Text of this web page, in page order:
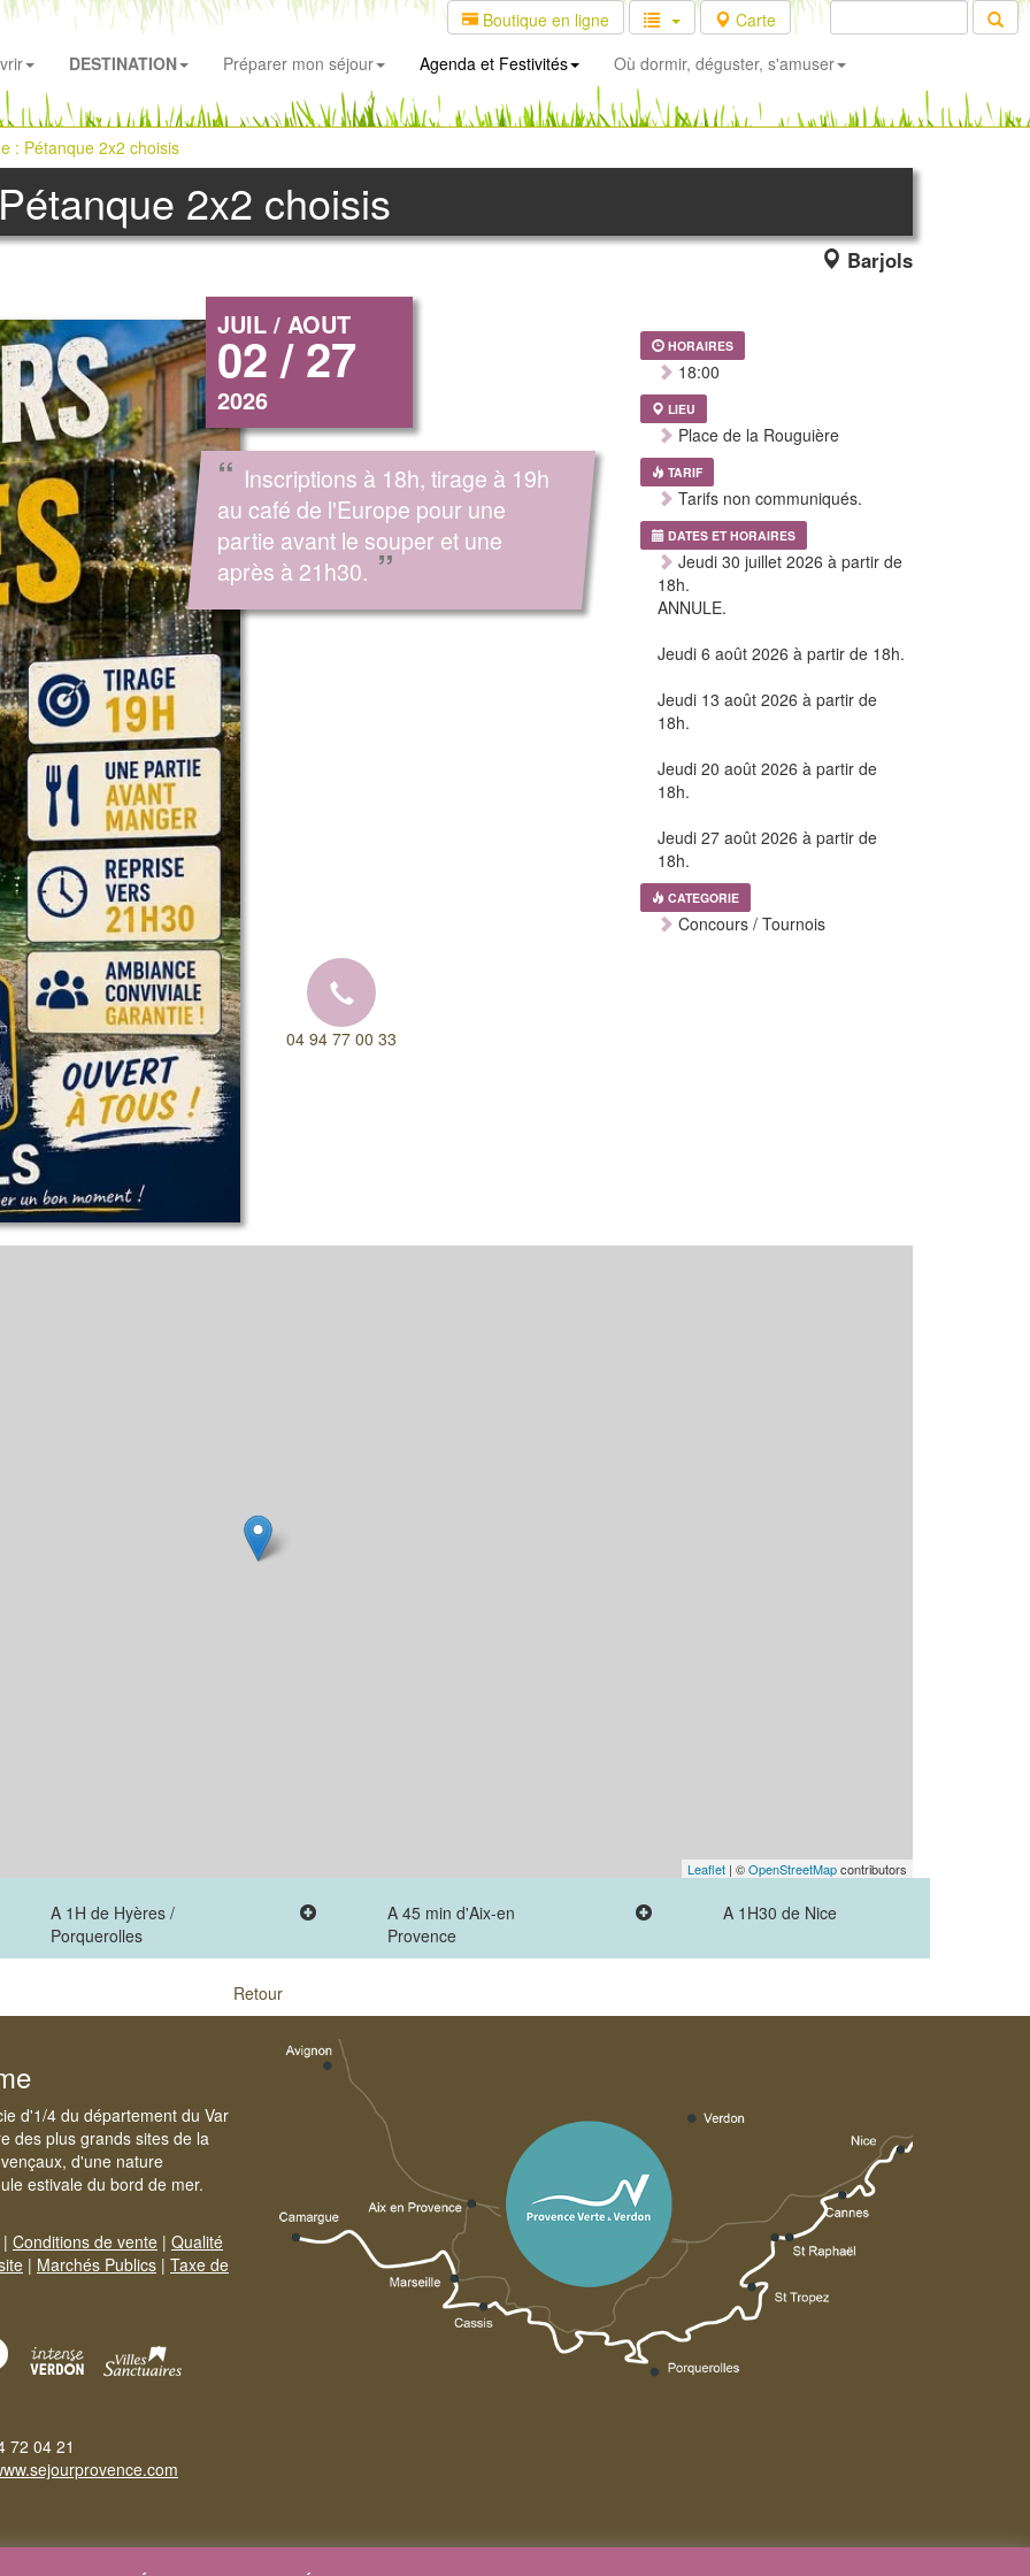
Boutique en ligne
Carte
DESTINATION Préparer mon séjour Agenda et Festivités Où dormir, déguster, s'amuser
: Pétanque 2x2 choisis
2x2 choisis
Barjols
JUIL / AOUT
02 / 27
2026
“ Inscriptions à 18h, tirage à 19h
au café de l'Europe pour une
partie avant le souper et une
après à 21h30. ”
HORAIRES
18:00
LIEU
Place de la Rouguière
TARIF
Tarifs non communiqués.
DATES ET HORAIRES
Jeudi 30 juillet 2026 à partir de
18h.
ANNULE.
Jeudi 6 août 2026 à partir de 18h.
Jeudi 13 août 2026 à partir de
18h.
Jeudi 20 août 2026 à partir de
18h.
Jeudi 27 août 2026 à partir de
18h.
CATEGORIE
Concours / Tournois
04 94 77 00 33
Leaflet | ©OpenStreetMapcontributors
A 1H de Hyères /
Porquerolles
A 45 min d'Aix-en
Provence
A 1H30 de Nice
Retour
d'1/4 du département du Var
des plus grands sites de la
d'une nature
estivale du bord de mer.
| Conditions de vente | Qualité
| Marchés Publics | Taxe de
72 04 21